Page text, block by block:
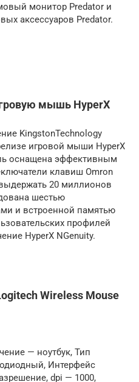
монитор Predator и
аксессуаров Predator.
мышь HyperX
KingstonTechnology
игровой мыши HyperX
оснащена эффективным
клавиш Omron
20 миллионов
шестью
и встроенной памятью
профилей
HyperX NGenuity.
Wireless Mouse
— ноутбук, Тип
Интерфейс
dpi — 1000,